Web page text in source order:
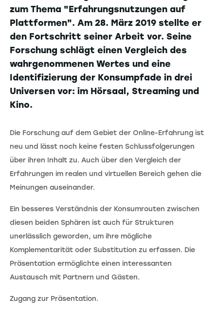
zum Thema "Erfahrungsnutzungen auf
Plattformen". Am 28. März 2019 stellte er
den Fortschritt seiner Arbeit vor. Seine
Forschung schlägt einen Vergleich des
wahrgenommenen Wertes und eine
Identifizierung der Konsumpfade in drei
Universen vor: im Hörsaal, Streaming und
Kino.
Die Forschung auf dem Gebiet der Online-Erfahrung ist
neu und lässt noch keine festen Schlussfolgerungen
über ihren Inhalt zu. Auch über den Vergleich der
Erfahrungen im realen und virtuellen Bereich gehen die
Meinungen auseinander.
Ein besseres Verständnis der Konsumrouten zwischen
diesen beiden Sphären ist auch für Strukturen
unerlässlich geworden, um ihre mögliche
Komplementarität oder Substitution zu erfassen. Die
Präsentation ermöglichte einen interessanten
Austausch mit Partnern und Gästen.
Zugang zur Präsentation.